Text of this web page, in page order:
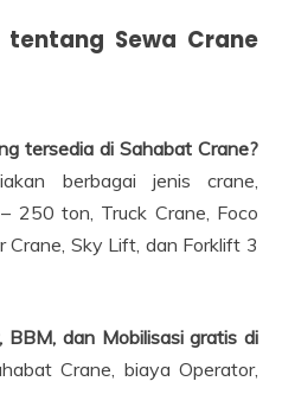
Sewa Crane
tersedia di Sahabat Crane?
berbagai jenis crane,
250 ton, Truck Crane, Foco
Crane, Sky Lift, dan Forklift 3
dan Mobilisasi gratis di
Crane, biaya Operator,